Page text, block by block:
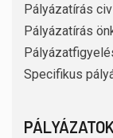
Pályázatírás
Pályázatírás
Specifikus